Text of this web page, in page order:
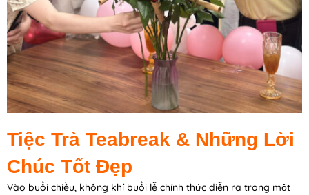
Tiệc Trà Teabreak & Những Lời
Chúc Tốt Đẹp
Vào buổi chiều, không khí buổi lễ chính thức diễn ra trong một